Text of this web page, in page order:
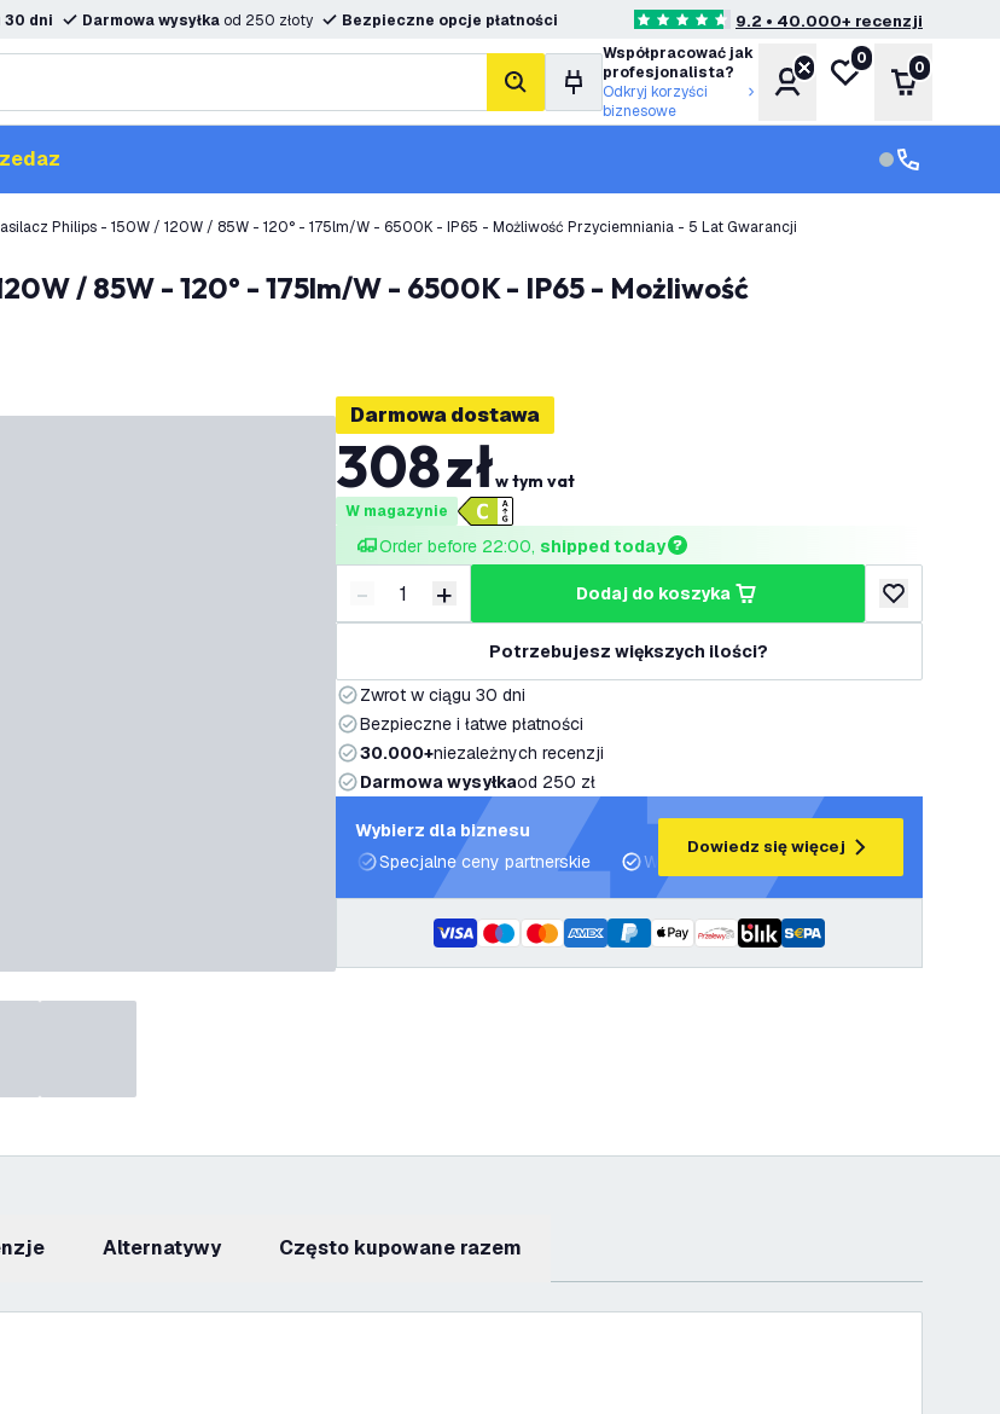
30 dni Darmowa wysyłka od 250 złoty Bezpieczne opcje płatności 4.6 Gwiazdki oceny9.2 • 40.000+ recenzji
Szukaj
Współpracować jak
profesjonalista?
Odkryj korzyści
biznesowe
KontoMoja lista życzeń
0
Koszyk
0
Obsługa
Obsługa
Philips - 150W / 120W / 85W - 120° - 175lm/W - 6500K - IP65 - Możliwość Przyciemniania - 5 Lat Gwarancji
Darmowa dostawa
308złw tym vat
W magazynie
Order before 22:00, shipped today
Zmniejsz ilość
- Zwiększ ilość
+ dodaj do koszyka
dodaj do listy
Potrzebujesz większych ilości?
Zwrot w ciągu 30 dni
Bezpieczne i łatwe płatności
30.000+niezależnych recenzji
Darmowa wysyłkaod 250 zł
Wybierz dla biznesu
Specjalne ceny partnerskie
Wsparcie projektowe i plany oświetleniowe
Dowiedz się więcej
Alternatywy Często kupowane razem